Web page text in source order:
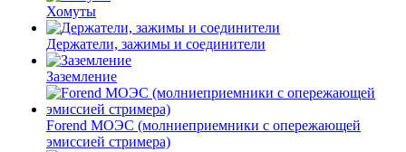
Хомуты
Держатели, зажимы и соединители
Заземление
Forend МОЭС (молниеприемники с опережающей
эмиссией стримера)